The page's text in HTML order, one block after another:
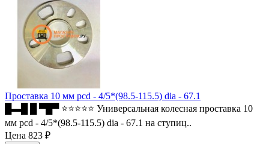
Проставка 10 мм pcd - 4/5*(98.5-115.5) dia - 67.1
█▬█ █ ▀█▀ ⭐⭐⭐⭐⭐ Универсальная колесная проставка 10
мм pcd - 4/5*(98.5-115.5) dia - 67.1 на ступиц..
Цена 823 ₽